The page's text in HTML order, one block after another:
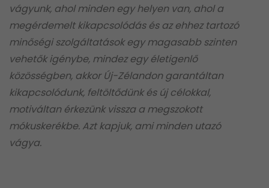
vágyunk, ahol minden egy helyen van, ahol a
megérdemelt kikapcsolódás és az ehhez tartozó
minőségi szolgáltatások egy magasabb szinten
vehetők igénybe, mindez egy életigenlő
közösségben, akkor Új-Zélandon garantáltan
kikapcsolódunk, feltöltődünk és új célokkal,
motiváltan érkezünk vissza a megszokott
mókuskerékbe. Azt kapjuk, ami minden utazó
vágya.